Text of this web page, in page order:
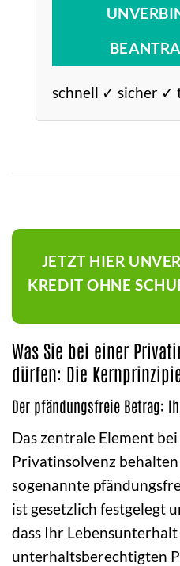
schnell ✓ sicher ✓
JETZT HIER
KREDIT OHNE
Was Sie bei einer
dürfen: Die
Der pfändungsfreie Betrag:
Das zentrale Element
Privatinsolvenz
sogenannte
ist gesetzlich festgelegt
dass Ihr
unterhaltsberechtigten